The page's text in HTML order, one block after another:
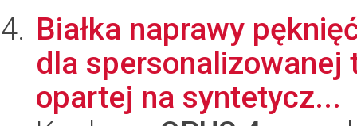
Białka naprawy
dla
opartej na syntetycz...